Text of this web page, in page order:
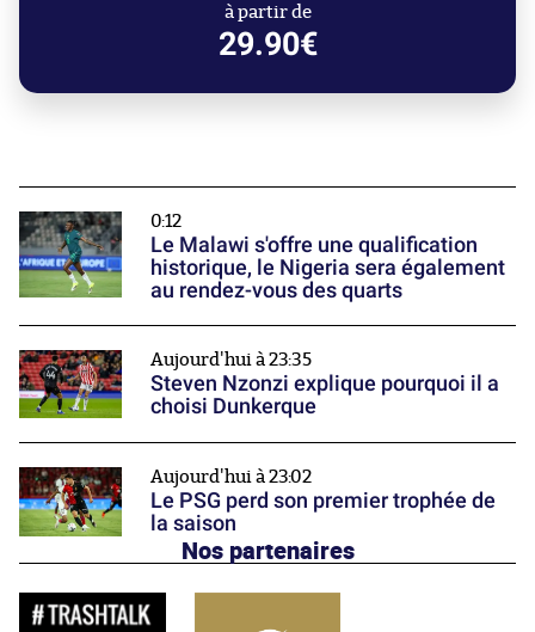
à partir de
29.90€
0:12
Le Malawi s'offre une qualification
historique, le Nigeria sera également
au rendez-vous des quarts
Aujourd'hui à 23:35
Steven Nzonzi explique pourquoi il a
choisi Dunkerque
Aujourd'hui à 23:02
Le PSG perd son premier trophée de
la saison
Nos partenaires